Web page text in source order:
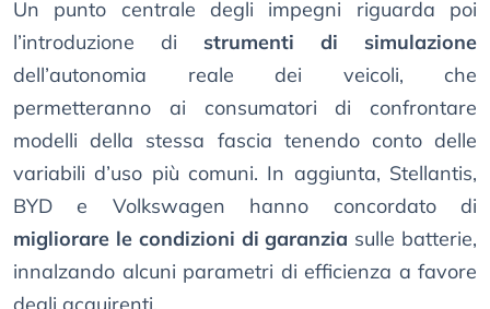
Un punto centrale degli impegni riguarda poi
l’introduzione di strumenti di simulazione
dell’autonomia reale dei veicoli, che
permetteranno ai consumatori di confrontare
modelli della stessa fascia tenendo conto delle
variabili d’uso più comuni. In aggiunta, Stellantis,
BYD e Volkswagen hanno concordato di
migliorare le condizioni di garanzia sulle batterie,
innalzando alcuni parametri di efficienza a favore